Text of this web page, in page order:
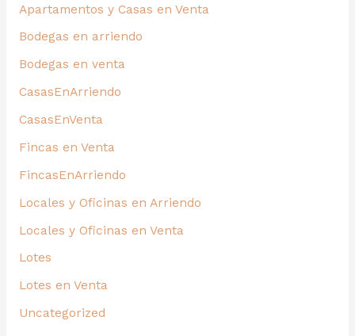
Apartamentos y Casas en Venta
Bodegas en arriendo
Bodegas en venta
CasasEnArriendo
CasasEnVenta
Fincas en Venta
FincasEnArriendo
Locales y Oficinas en Arriendo
Locales y Oficinas en Venta
Lotes
Lotes en Venta
Uncategorized